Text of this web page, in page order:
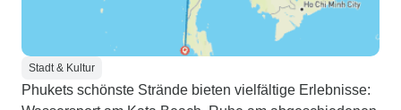
Stadt & Kultur
Phukets schönste Strände bieten vielfältige Erlebnisse: